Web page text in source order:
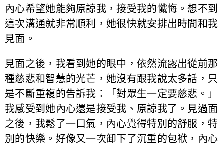
內心希望她能夠原諒我，接受我的懺悔。想不到
這次溝通就非常順利，她很快就安排出時間和我
見面。
見面之後，我看到她的眼中，依然流露出從前那
種慈悲和智慧的光芒，她沒有跟我說太多話，只
是不斷重複的告訴我：「對眾生一定要慈悲。」
我感受到她內心還是接受我、原諒我了。見過面
之後，我鬆了一口氣，內心覺得特別的舒服，特
別的快樂。好像又一次卸下了沉重的包袱，內心